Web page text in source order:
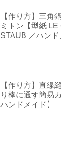
【作り方】三角
ミトン【型紙
STAUB ／ハンド
【作り方】直線
り棒に通す簡易
ハンドメイド】